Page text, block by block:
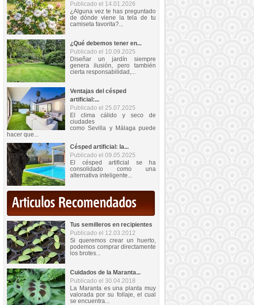
Publicado el 14.01.2026
¿Alguna vez te has preguntado
de dónde viene la tela de tu
camiseta favorita?...
¿Qué debemos tener en...
Publicado el 10.09.2025
Diseñar un jardín siempre
genera ilusión, pero también
cierta responsabilidad,...
Ventajas del césped
artificial:...
Publicado el 25.07.2025
El clima cálido y seco de
ciudades
como Sevilla y Málaga puede
hacer que...
Césped artificial: la...
Publicado el 09.05.2025
El césped artificial se ha
consolidado como una
alternativa inteligente...
Articulos Recomendados
Tus semilleros en recipientes
Publicado el 12.03.2012
Si queremos crear un huerto,
podemos comprar directamente
los brotes...
Cuidados de la Maranta...
Publicado el 30.04.2018
La Maranta es una planta muy
valorada por su follaje, el cual
se encuentra...